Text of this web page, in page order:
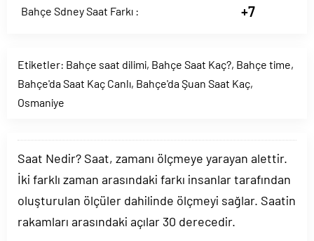
Bahçe Sdney Saat Farkı : +7
Etiketler: Bahçe saat dilimi, Bahçe Saat Kaç?, Bahçe time,
Bahçe'da Saat Kaç Canlı, Bahçe'da Şuan Saat Kaç,
Osmaniye
Saat Nedir? Saat, zamanı ölçmeye yarayan alettir.
İki farklı zaman arasındaki farkı insanlar tarafından
oluşturulan ölçüler dahilinde ölçmeyi sağlar. Saatin
rakamları arasındaki açılar 30 derecedir.